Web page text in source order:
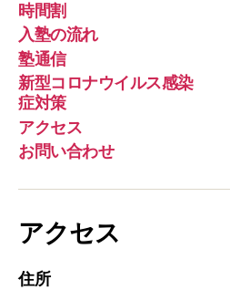
時間割
入塾の流れ
塾通信
新型コロナウイルス感染
症対策
アクセス
お問い合わせ
アクセス
住所